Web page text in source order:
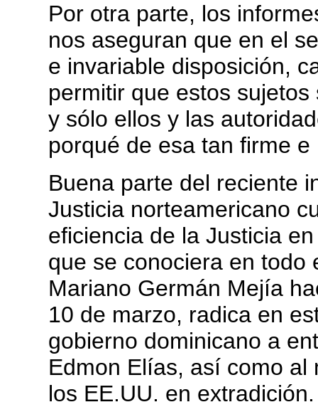
Por otra parte, los
nos aseguran que en el
e invariable disposición,
permitir que estos
y sólo ellos y las
porqué de esa tan firme
Buena parte del reciente
Justicia norteamericano
eficiencia de la Justicia
que se conociera en todo
Mariano Germán Mejía
10 de marzo, radica en
gobierno dominicano a
Edmon Elías, así como al
los EE.UU. en extradición.